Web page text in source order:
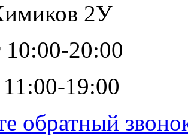
2У
20:00
19:00
обратный